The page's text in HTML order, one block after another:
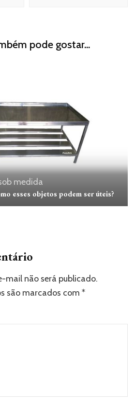
pode gostar...
medida
esses objetos podem ser úteis?
mail não será publicado.
são marcados com *